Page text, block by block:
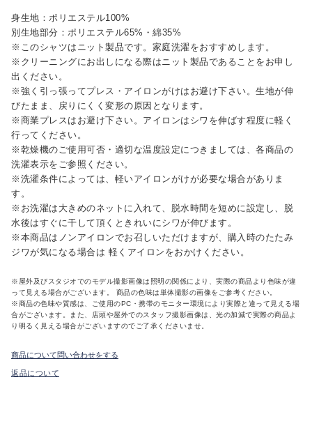
身生地：ポリエステル100%
別生地部分：ポリエステル65%・綿35%
※このシャツはニット製品です。家庭洗濯をおすすめします。
※クリーニングにお出しになる際はニット製品であることをお申し
出ください。
※強く引っ張ってプレス・アイロンがけはお避け下さい。生地が伸
びたまま、戻りにくく変形の原因となります。
※商業プレスはお避け下さい。アイロンはシワを伸ばす程度に軽く
行ってください。
※乾燥機のご使用可否・適切な温度設定につきましては、各商品の
洗濯表示をご参照ください。
※洗濯条件によっては、軽いアイロンがけが必要な場合がありま
す。
※お洗濯は大きめのネットに入れて、脱水時間を短めに設定し、脱
水後はすぐに干して頂くときれいにシワが伸びます。
※本商品はノンアイロンでお召しいただけますが、購入時のたたみ
ジワが気になる場合は 軽くアイロンをおかけください。
※屋外及びスタジオでのモデル撮影画像は照明の関係により、実際の商品より色味が違
って見える場合がございます。 商品の色味は単体撮影の画像をご参考ください。
※商品の色味や質感は、ご使用のPC・携帯のモニター環境により実際と違って見える場
合がございます。また、店頭や屋外でのスタッフ撮影画像は、光の加減で実際の商品よ
り明るく見える場合がございますのでご了承くださいませ。
商品について問い合わせをする
返品について